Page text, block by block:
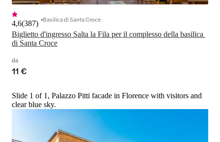
Biglietto d'ingresso Salta la Fila per il complesso della basilica
di Santa Croce
4,6(387) Basilica di Santa Croce
da
11 €
Slide 1 of 1, Palazzo Pitti facade in Florence with visitors and
clear blue sky.